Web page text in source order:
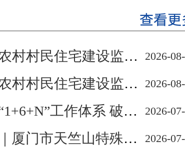
2026-
建设监管平台高效运行解难题
2026-
建设监管平台高效运行解难题
2026-
作体系 破解停车难惠及民生⑤
2026-
特殊管控区详细规划编制实践